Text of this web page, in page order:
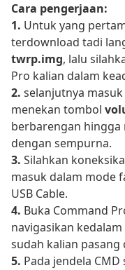
Cara pengerjaan:
1. Untuk yang
terdownload tadi
twrp.img, lalu
Pro kalian dalam
2. selanjutnya
menekan tombol
berbarengan
dengan sempurna.
3. Silahkan
masuk dalam mode
USB Cable.
4. Buka Command
navigasikan
sudah kalian pasang
5. Pada jendela